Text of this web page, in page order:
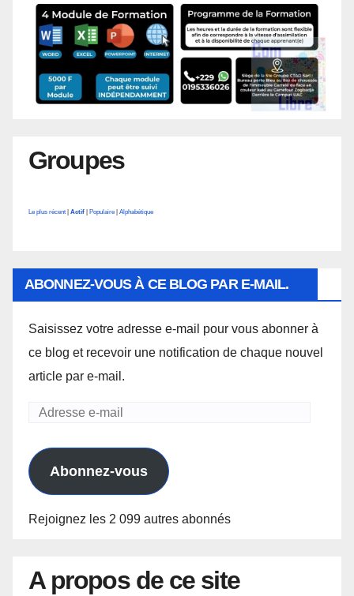
Groupes
Le plus récent Actif Populaire Alphabétique
ABONNEZ-VOUS À CE BLOG PAR E-MAIL.
Saisissez votre adresse e-mail pour vous abonner à
ce blog et recevoir une notification de chaque nouvel
article par e-mail.
Adresse
mail
Abonnez-vous
Rejoignez les 2 099 autres abonnés
A propos de ce site